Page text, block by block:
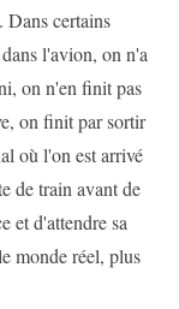
Dans certains
l'avion, on n'a
on n'en finit pas
on finit par sortir
où l'on est arrivé
de train avant de
et d'attendre sa
monde réel, plus